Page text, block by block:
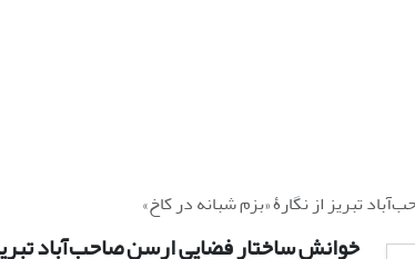
تبریز از نگارۀ «بزم شبانه در کاخ»
خوانش ساختار فضایی ارسن صاحب‌آباد